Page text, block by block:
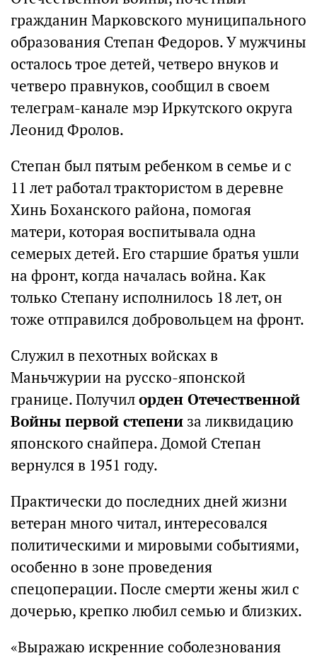
гражданин Марковского муниципального
образования Степан Федоров. У мужчины
осталось трое детей, четверо внуков и
четверо правнуков, сообщил в своем
телеграм-канале мэр Иркутского округа
Леонид Фролов.
Степан был пятым ребенком в семье и с
11 лет работал трактористом в деревне
Хинь Боханского района, помогая
матери, которая воспитывала одна
семерых детей. Его старшие братья ушли
на фронт, когда началась война. Как
только Степану исполнилось 18 лет, он
тоже отправился добровольцем на фронт.
Служил в пехотных войсках в
Маньчжурии на русско-японской
границе. Получилорден Отечественной
Войны первой степени за ликвидацию
японского снайпера. Домой Степан
вернулся в 1951 году.
Практически до последних дней жизни
ветеран много читал, интересовался
политическими и мировыми событиями,
особенно в зоне проведения
спецоперации. После смерти жены жил с
дочерью, крепко любил семью и близких.
«Выражаю искренние соболезнования